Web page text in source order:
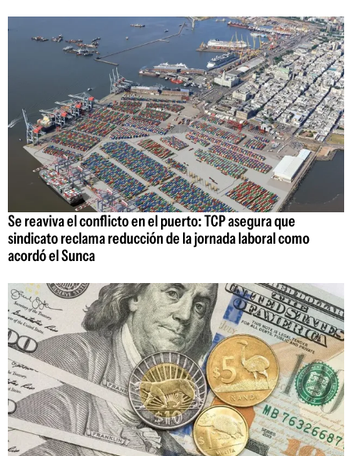
Se reaviva el conflicto en el puerto: TCP asegura que
sindicato reclama reducción de la jornada laboral como
acordó el Sunca